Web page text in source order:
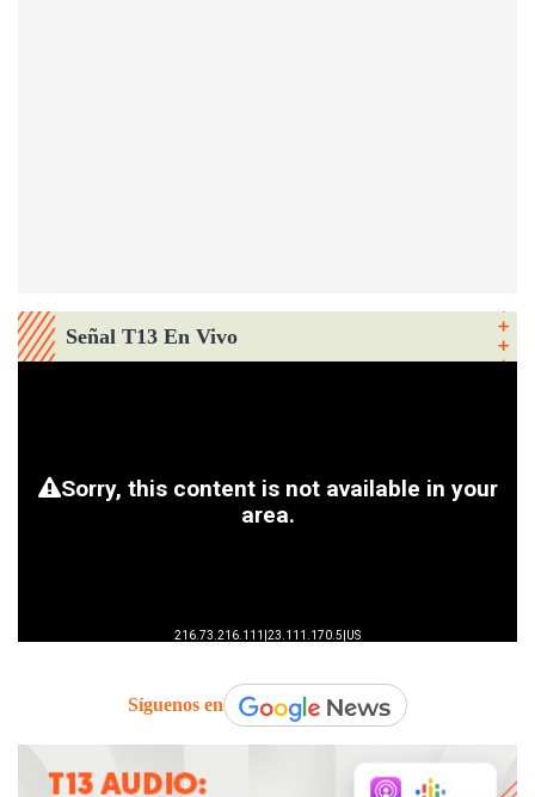
Señal T13 En Vivo
Síguenos en